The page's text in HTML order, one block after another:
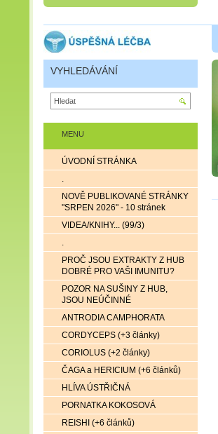
MENU
ÚVODNÍ STRÁNKA
.
NOVĚ PUBLIKOVANÉ STRÁNKY
"SRPEN 2026" - 10 stránek
VIDEA/KNIHY... (99/3)
.
PROČ JSOU EXTRAKTY Z HUB
DOBRÉ PRO VAŠI IMUNITU?
POZOR NA SUŠINY Z HUB,
JSOU NEÚČINNÉ
ANTRODIA CAMPHORATA
CORDYCEPS (+3 články)
CORIOLUS (+2 články)
ČAGA a HERICIUM (+6 článků)
HLÍVA ÚSTŘIČNÁ
PORNATKA KOKOSOVÁ
REISHI (+6 článků)
VYHLEDÁVÁNÍ